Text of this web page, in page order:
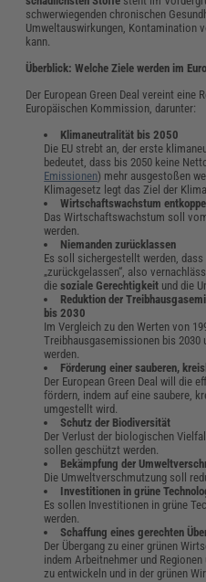
schwerwiegenden chronischen
Umweltauswirkungen, Kontamination
kann.
Überblick: Welche Ziele werden im
Der European Green Deal vereint
Europäischen Kommission, darunter:
Klimaneutralität bis 2050
Die EU strebt an, der erste
bedeutet, dass bis 2050 keine
Emissionen) mehr ausgestoßen
Klimagesetz legt das Ziel der
Wirtschaftswachstum
Das Wirtschaftswachstum soll
werden.
Niemanden zurücklassen
Es soll sichergestellt werden,
„zurückgelassen“, also
diesoziale Gerechtigkeit und die
Reduktion der
bis 2030
Im Vergleich zu den Werten von
Treibhausgasemissionen bis
werden.
Förderung einer sauberen,
Der European Green Deal will die
fördern, indem auf eine saubere,
umgestellt wird.
Schutz der Biodiversität
Der Verlust der biologischen
sollen geschützt werden.
Bekämpfung der
Die Umweltverschmutzung soll
Investitionen in grüne
Es sollen Investitionen in grüne
werden.
Schaffung eines gerechten
Der Übergang zu einer grünen
indem Arbeitnehmer und
zu entwickeln und in der grünen